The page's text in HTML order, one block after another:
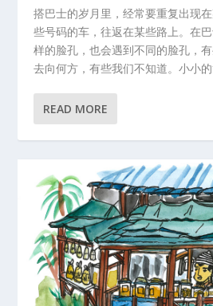
搭巴士的岁月里，经常要重复出现
些号码的车，往返在某些路上。在
样的脸孔，也会遇到不同的脸孔，
去向何方，有些我们不知道。小小
READ MORE